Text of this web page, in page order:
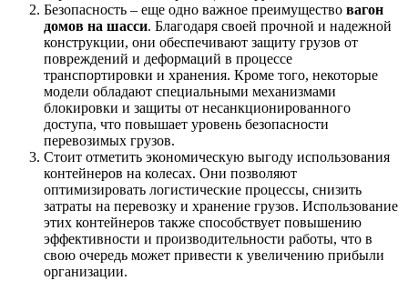
Безопасность – еще одно важное преимущество вагон
домов на шасси. Благодаря своей прочной и надежной
конструкции, они обеспечивают защиту грузов от
повреждений и деформаций в процессе
транспортировки и хранения. Кроме того, некоторые
модели обладают специальными механизмами
блокировки и защиты от несанкционированного
доступа, что повышает уровень безопасности
перевозимых грузов.
Стоит отметить экономическую выгоду использования
контейнеров на колесах. Они позволяют
оптимизировать логистические процессы, снизить
затраты на перевозку и хранение грузов. Использование
этих контейнеров также способствует повышению
эффективности и производительности работы, что в
свою очередь может привести к увеличению прибыли
организации.